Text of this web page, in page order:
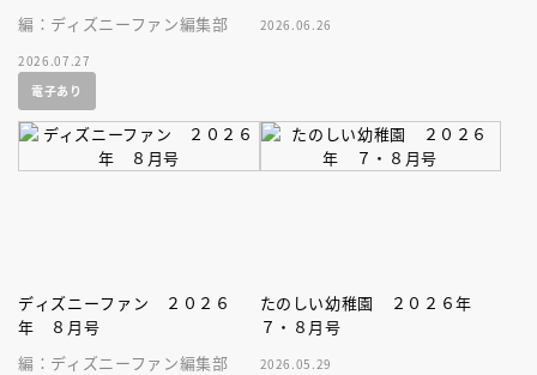
編：ディズニーファン編集部
2026.07.27
電子あり
2026.06.26
ディズニーファン ２０２６
年 ８月号
編：ディズニーファン編集部
たのしい幼稚園 ２０２６年
７・８月号
2026.05.29